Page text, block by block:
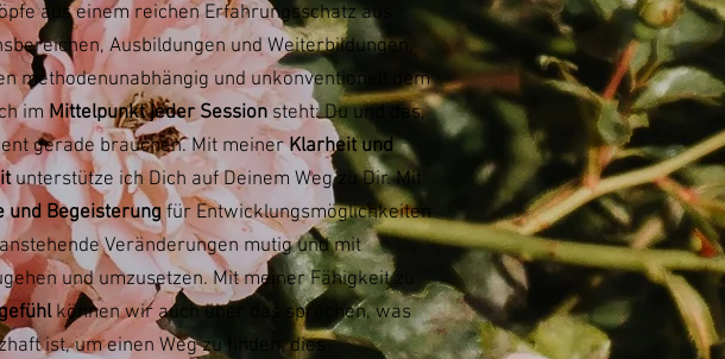
aus einem reichen Erfahrungsschatz aus
Ausbildungen und Weiterbildungen,
methodenunabhängig und unkonventionell dem
im Mittelpunkt jeder Session steht: Du und das,
gerade brauchen.Mit meinerKlarheit und
unterstütze ich Dich auf Deinem Weg zu Dir. Mit
und Begeisterungfür Entwicklungsmöglichkeiten
Veränderungen mutig und mit
und umzusetzen.Mit meiner Fähigkeit zu
können wir auch über das sprechen, was
ist, um einen Weg zu finden, dies